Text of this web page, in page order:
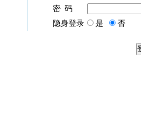
密 码
隐身登录
是 否